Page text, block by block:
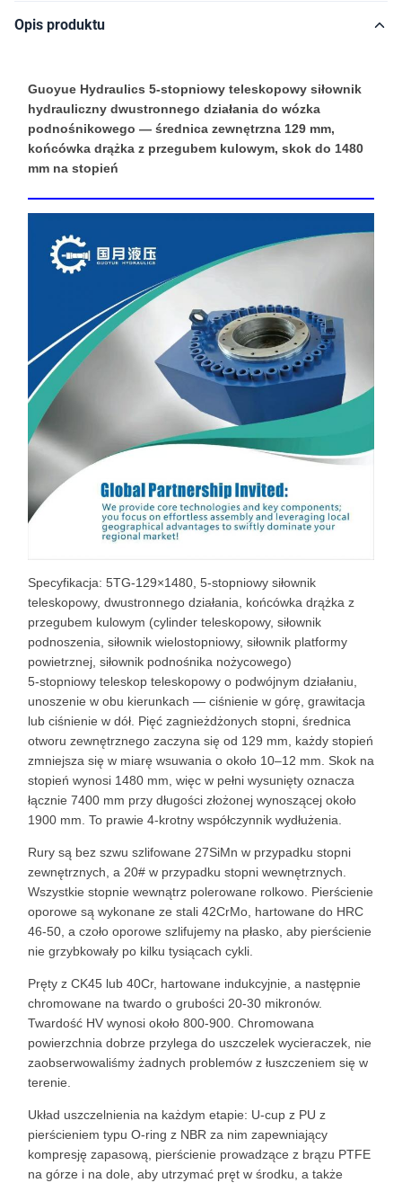
Opis produktu
Guoyue Hydraulics 5-stopniowy teleskopowy siłownik
hydrauliczny dwustronnego działania do wózka
podnośnikowego — średnica zewnętrzna 129 mm,
końcówka drążka z przegubem kulowym, skok do 1480
mm na stopień
Specyfikacja: 5TG-129×1480, 5-stopniowy siłownik
teleskopowy, dwustronnego działania, końcówka drążka z
przegubem kulowym (cylinder teleskopowy, siłownik
podnoszenia, siłownik wielostopniowy, siłownik platformy
powietrznej, siłownik podnośnika nożycowego)
5-stopniowy teleskop teleskopowy o podwójnym działaniu,
unoszenie w obu kierunkach — ciśnienie w górę, grawitacja
lub ciśnienie w dół. Pięć zagnieżdżonych stopni, średnica
otworu zewnętrznego zaczyna się od 129 mm, każdy stopień
zmniejsza się w miarę wsuwania o około 10–12 mm. Skok na
stopień wynosi 1480 mm, więc w pełni wysunięty oznacza
łącznie 7400 mm przy długości złożonej wynoszącej około
1900 mm. To prawie 4-krotny współczynnik wydłużenia.
Rury są bez szwu szlifowane 27SiMn w przypadku stopni
zewnętrznych, a 20# w przypadku stopni wewnętrznych.
Wszystkie stopnie wewnątrz polerowane rolkowo. Pierścienie
oporowe są wykonane ze stali 42CrMo, hartowane do HRC
46-50, a czoło oporowe szlifujemy na płasko, aby pierścienie
nie grzybkowały po kilku tysiącach cykli.
Pręty z CK45 lub 40Cr, hartowane indukcyjnie, a następnie
chromowane na twardo o grubości 20-30 mikronów.
Twardość HV wynosi około 800-900. Chromowana
powierzchnia dobrze przylega do uszczelek wycieraczek, nie
zaobserwowaliśmy żadnych problemów z łuszczeniem się w
terenie.
Układ uszczelnienia na każdym etapie: U-cup z PU z
pierścieniem typu O-ring z NBR za nim zapewniający
kompresję zapasową, pierścienie prowadzące z brązu PTFE
na górze i na dole, aby utrzymać pręt w środku, a także